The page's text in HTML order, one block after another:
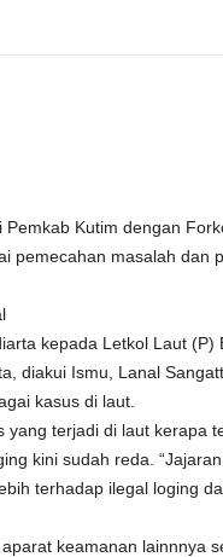
Kutim dengan
pemecahan masalah dan
kepada Letkol Laut (P)
diakui Ismu, Lanal
kasus di laut.
terjadi di laut kerapa
kini sudah reda.
terhadap ilegal loging
keamanan lainnnya